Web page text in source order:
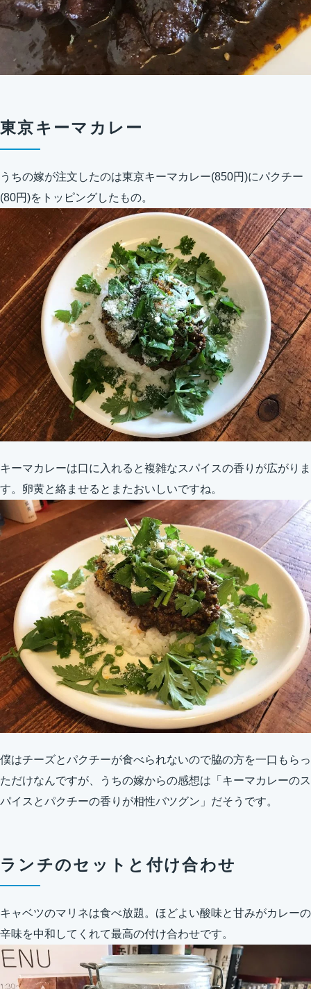
東京キーマカレー
うちの嫁が注文したのは東京キーマカレー(850円)にパクチー
(80円)をトッピングしたもの。
キーマカレーは口に入れると複雑なスパイスの香りが広がりま
す。卵黄と絡ませるとまたおいしいですね。
僕はチーズとパクチーが食べられないので脇の方を一口もらっ
ただけなんですが、うちの嫁からの感想は「キーマカレーのス
パイスとパクチーの香りが相性バツグン」だそうです。
ランチのセットと付け合わせ
キャベツのマリネは食べ放題。ほどよい酸味と甘みがカレーの
辛味を中和してくれて最高の付け合わせです。